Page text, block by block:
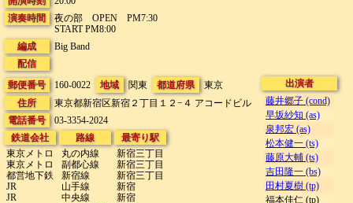
演奏時間
夜の部 OPEN PM7:30
START PM8:00
編成
Big Band
配信
郵便番号
160-0022 地域 関東 都道府県
東京
住所
東京都新宿区新宿２丁目１２−４ アコードビル
電話番号
03-3354-2024
鉄道会社
東京メトロ
東京メトロ
都営地下鉄
JR
JR
路線
丸の内線
副都心線
新宿線
山手線
中央線
最寄り駅
新宿三丁目
新宿三丁目
新宿三丁目
新宿
新宿
出演者
藤井郷子 (cond)
早坂紗知 (as)
泉邦宏 (as)
松本健一 (ts)
藤原大輔 (ts)
吉田隆一 (bs)
田村夏樹 (tp)
福本佳仁 (tp)